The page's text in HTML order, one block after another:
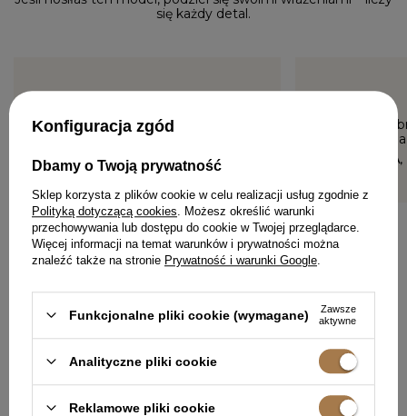
się każdy detal.
Piękna sukienka, warto było na
nią polować :)
MONIKA, JUTROSIN
Piękna,
sukienka
Konfiguracja zgód
Dbamy o Twoją prywatność
Sklep korzysta z plików cookie w celu realizacji usług zgodnie z
Polityką dotyczącą cookies . Możesz określić warunki
przechowywania lub dostępu do cookie w Twojej przeglądarce.
Więcej informacji na temat warunków i prywatności można
znaleźć także na stronie Prywatność i warunki Google
Funkcjonalne pliki cookie (wymagane)
Zawsze
aktywne
Analityczne pliki cookie
Reklamowe pliki cookie